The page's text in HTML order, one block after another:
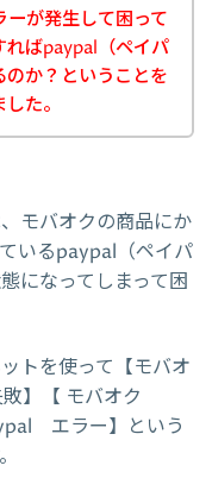
が発生して困って
ればpaypal（ペイパ
か？ということを
た。
モバオクの商品にか
いるpaypal（ペイパ
になってしまって困
トを使って【モバオ
】【 モバオク
エラー】という